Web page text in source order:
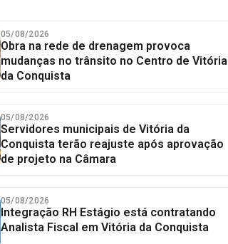
05/08/2026
Obra na rede de drenagem provoca
mudanças no trânsito no Centro de Vitória
da Conquista
05/08/2026
Servidores municipais de Vitória da
Conquista terão reajuste após aprovação
de projeto na Câmara
05/08/2026
Integração RH Estágio está contratando
Analista Fiscal em Vitória da Conquista